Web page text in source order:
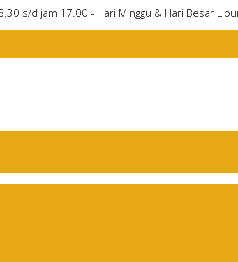
s/d jam 17.00 - Hari Minggu & Hari Besar